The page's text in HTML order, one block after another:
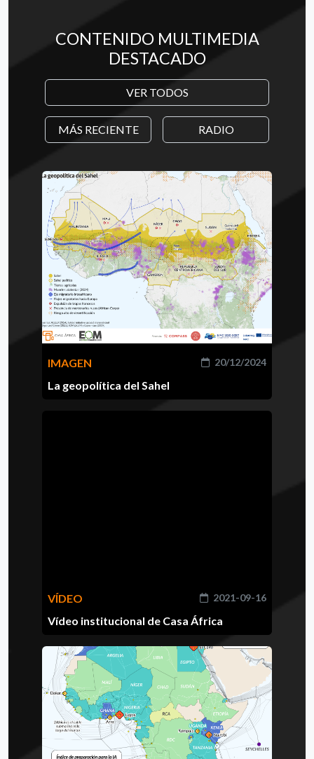
CONTENIDO MULTIMEDIA
DESTACADO
VER TODOS
MÁS RECIENTE RADIO
IMAGEN 20/12/2024
La geopolítica del Sahel
VÍDEO 2021-09-16
Vídeo institucional de Casa África